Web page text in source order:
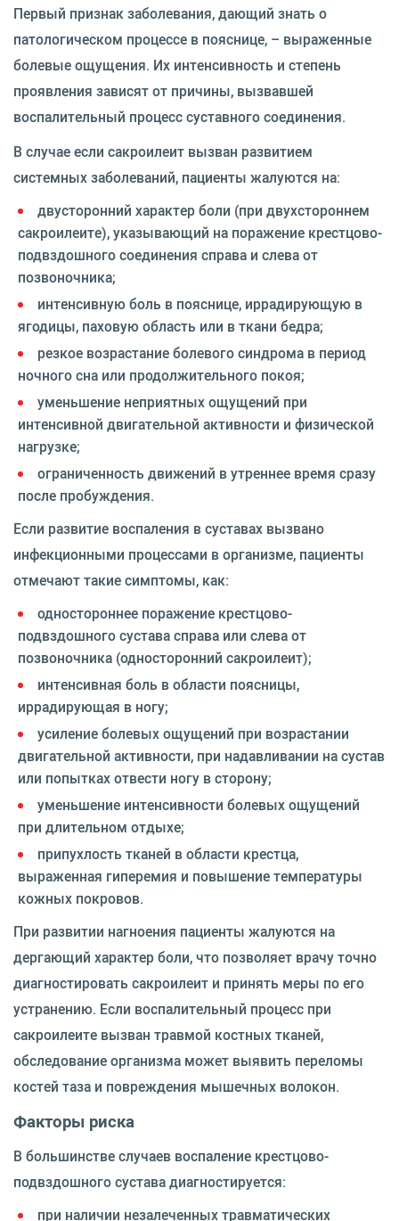
Первый признак заболевания, дающий знать о
патологическом процессе в пояснице, – выраженные
болевые ощущения. Их интенсивность и степень
проявления зависят от причины, вызвавшей
воспалительный процесс суставного соединения.
В случае если сакроилеит вызван развитием
системных заболеваний, пациенты жалуются на:
двусторонний характер боли (при двухстороннем
сакроилеите), указывающий на поражение крестцово-
подвздошного соединения справа и слева от
позвоночника;
интенсивную боль в пояснице, иррадирующую в
ягодицы, паховую область или в ткани бедра;
резкое возрастание болевого синдрома в период
ночного сна или продолжительного покоя;
уменьшение неприятных ощущений при
интенсивной двигательной активности и физической
нагрузке;
ограниченность движений в утреннее время сразу
после пробуждения.
Если развитие воспаления в суставах вызвано
инфекционными процессами в организме, пациенты
отмечают такие симптомы, как:
одностороннее поражение крестцово-
подвздошного сустава справа или слева от
позвоночника (односторонний сакроилеит);
интенсивная боль в области поясницы,
иррадирующая в ногу;
усиление болевых ощущений при возрастании
двигательной активности, при надавливании на сустав
или попытках отвести ногу в сторону;
уменьшение интенсивности болевых ощущений
при длительном отдыхе;
припухлость тканей в области крестца,
выраженная гиперемия и повышение температуры
кожных покровов.
При развитии нагноения пациенты жалуются на
дергающий характер боли, что позволяет врачу точно
диагностировать сакроилеит и принять меры по его
устранению. Если воспалительный процесс при
сакроилеите вызван травмой костных тканей,
обследование организма может выявить переломы
костей таза и повреждения мышечных волокон.
Факторы риска
В большинстве случаев воспаление крестцово-
подвздошного сустава диагностируется:
при наличии незалеченных травматических